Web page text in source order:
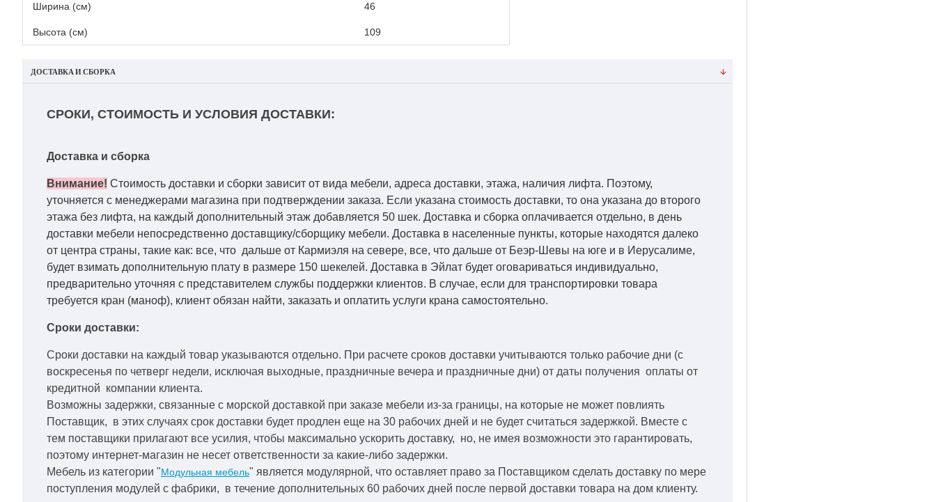
Ширина (см) 46
Высота (см) 109
ДОСТАВКА И СБОРКА
СРОКИ, СТОИМОСТЬ И УСЛОВИЯ ДОСТАВКИ:
Доставка и сборка
Внимание! Стоимость доставки и сборки зависит от вида мебели, адреса доставки, этажа, наличия лифта. Поэтому,
уточняется с менеджерами магазина при подтверждении заказа. Если указана стоимость доставки, то она указана до второго
этажа без лифта, на каждый дополнительный этаж добавляется 50 шек. Доставка и сборка оплачивается отдельно, в день
доставки мебели непосредственно доставщику/сборщику мебели. Доставка в населенные пункты, которые находятся далеко
от центра страны, такие как: все, что дальше от Кармиэля на севере, все, что дальше от Беэр-Шевы на юге и в Иерусалиме,
будет взимать дополнительную плату в размере 150 шекелей. Доставка в Эйлат будет оговариваться индивидуально,
предварительно уточняя с представителем службы поддержки клиентов. В случае, если для транспортировки товара
требуется кран (маноф), клиент обязан найти, заказать и оплатить услуги крана самостоятельно.
Сроки доставки:
Сроки доставки на каждый товар указываются отдельно. При расчете сроков доставки учитываются только рабочие дни (с
воскресенья по четверг недели, исключая выходные, праздничные вечера и праздничные дни) от даты получения оплаты от
кредитной компании клиента.
Возможны задержки, связанные с морской доставкой при заказе мебели из-за границы, на которые не может повлиять
Поставщик, в этих случаях срок доставки будет продлен еще на 30 рабочих дней и не будет считаться задержкой. Вместе с
тем поставщики прилагают все усилия, чтобы максимально ускорить доставку, но, не имея возможности это гарантировать,
поэтому интернет-магазин не несет ответственности за какие-либо задержки.
Мебель из категории "Модульная мебель" является модулярной, что оставляет право за Поставщиком сделать доставку по мере
поступления модулей с фабрики, в течение дополнительных 60 рабочих дней после первой доставки товара на дом клиенту.